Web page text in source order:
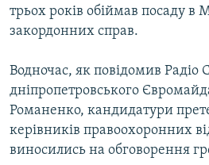
трьох років обіймав посаду в
закордонних справ.
Водночас, як повідомив Радіо
дніпропетровського
Романенко, кандидатури
керівників правоохоронних
виносились на обговорення